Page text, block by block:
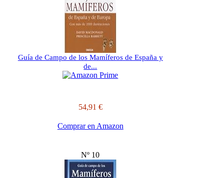
Guía de Campo de los Mamíferos de España y
de...
54,91 €
Comprar en Amazon
Nº 10